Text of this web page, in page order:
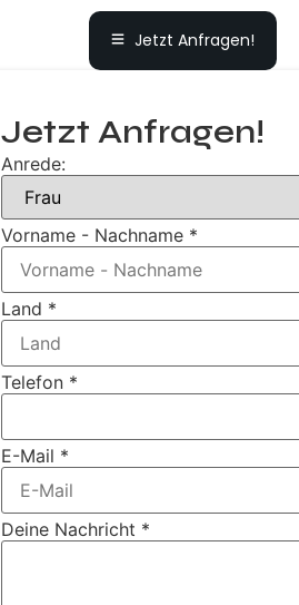
Jetzt Anfragen!
Jetzt Anfragen!
Anrede:
Vorname - Nachname *
Land *
Telefon *
E-Mail *
Deine Nachricht *